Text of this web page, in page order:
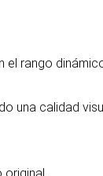
rango
una calidad